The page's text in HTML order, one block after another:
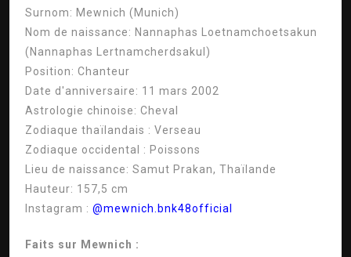
Surnom: Mewnich (Munich)
Nom de naissance: Nannaphas Loetnamchoetsakun
(Nannaphas Lertnamcherdsakul)
Position: Chanteur
Date d'anniversaire: 11 mars 2002
Astrologie chinoise: Cheval
Zodiaque thaïlandais : Verseau
Zodiaque occidental : Poissons
Lieu de naissance: Samut Prakan, Thaïlande
Hauteur: 157,5 cm
Instagram : @mewnich.bnk48official
Faits sur Mewnich :